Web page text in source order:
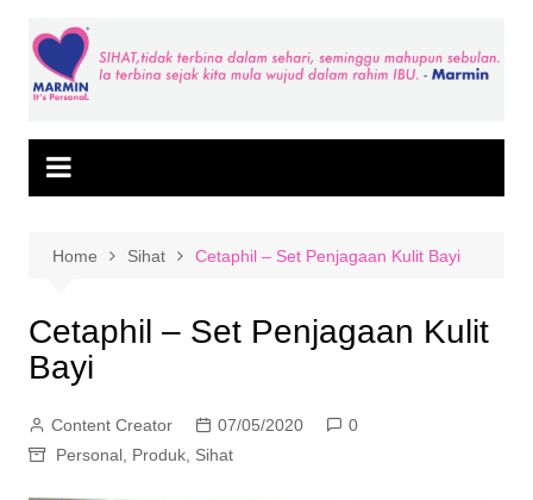
content
Home Sihat Cetaphil – Set Penjagaan Kulit Bayi
Cetaphil – Set Penjagaan Kulit
Bayi
Content Creator 07/05/2020
0
Personal, Produk, Sihat